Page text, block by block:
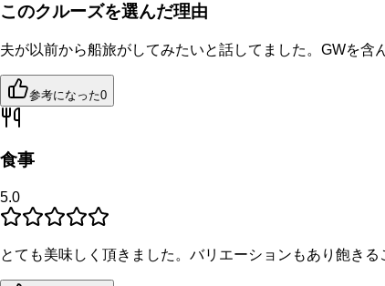
このクルーズを選んだ理由
夫が以前から船旅がしてみたいと話してました。GWを
参考になった0
食事
5.0
とても美味しく頂きました。バリエーションもあり飽きる